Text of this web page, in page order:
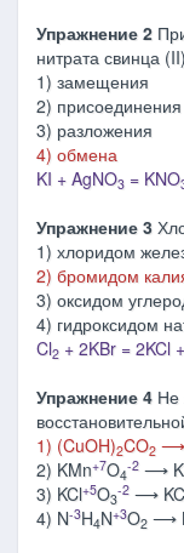
Упражнение 2
нитрата свинца
1) замещения
2) присоединения
3) разложения
4) обмена
KI + AgNO3 = KNO
Упражнение 3
1) хлоридом
2) бромидом
3) оксидом
4) гидроксидом
Cl2 + 2KBr = 2KCl
Упражнение 4 Не
1) (CuOH)2CO2 ⟶
2) KMn+7O4
-2 ⟶ K
3) KCl+5O3
-2 ⟶
4) N-3H4N+3O2 ⟶